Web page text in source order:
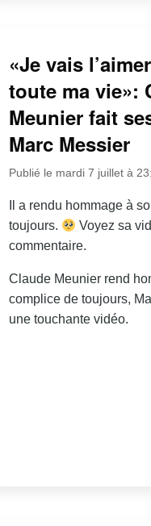
«Je vais
toute ma vie»:
Meunier fait
Marc Messier
Publié le mardi 7 juillet à
Il a rendu hommage à
toujours.
Voyez sa
commentaire.
Claude Meunier rend
complice de toujours,
une touchante vidéo.